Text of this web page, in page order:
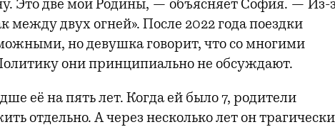
Это две мои Родины, — объясняет София. — Из-
между двух огней». После 2022 года поездки
но девушка говорит, что со многими
они принципиально не обсуждают.
её на пять лет. Когда ей было 7, родители
отдельно. А через несколько лет он трагически